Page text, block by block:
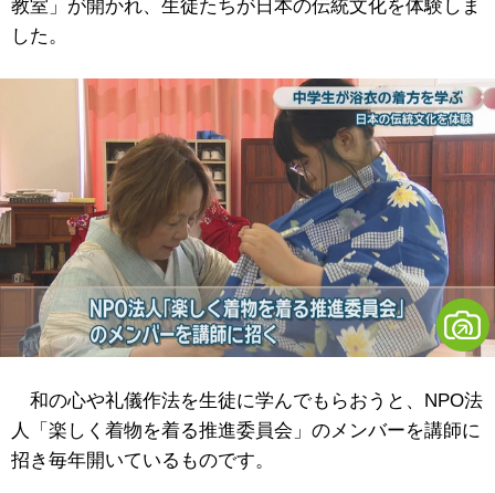
教室」が開かれ、生徒たちが日本の伝統文化を体験しま
した。
和の心や礼儀作法を生徒に学んでもらおうと、NPO法
人「楽しく着物を着る推進委員会」のメンバーを講師に
招き毎年開いているものです。